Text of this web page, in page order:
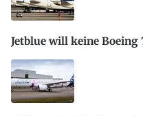
Jetblue will keine Boeing